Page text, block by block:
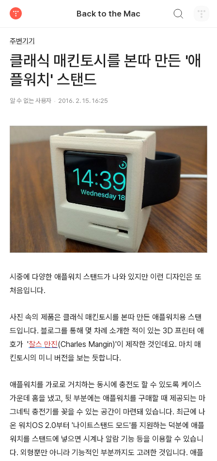
Back to the Mac
주변기기
클래식 매킨토시를 본따 만든 '애
플워치' 스탠드
알 수 없는 사용자 2016. 2. 15. 16:25
시중에 다양한 애플워치 스탠드가 나와 있지만 이런 디자인은 또
처음입니다.
사진 속의 제품은 클래식 매킨토시를 본따 만든 애플워치용 스탠
드입니다. 블로그를 통해 몇 차례 소개한 적이 있는 3D 프린터 애
호가 '찰스 만진(Charles Mangin)'이 제작한 것인데요. 마치 매
킨토시의 미니 버전을 보는 듯합니다.
애플워치를 가로로 거치하는 동시에 충전도 할 수 있도록 케이스
가운데 홈을 냈고, 뒷 부분에는 애플워치를 구매할 때 제공되는 마
그네틱 충전기를 꽂을 수 있는 공간이 마련돼 있습니다. 최근에 나
온 워치OS 2.0부터 '나이트스탠드 모드'를 지원하는 덕분에 애플
워치를 스탠드에 넣으면 시계나 알람 기능 등을 이용할 수 있습니
다. 외형뿐만 아니라 기능적인 부분까지도 고려한 것입니다. 애플